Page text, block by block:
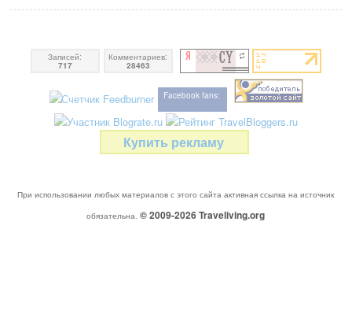
Записей:
717
Комментариев:
28463
Facebook fans:
Купить рекламу
При использовании любых материалов с этого сайта активная ссылка на источник
обязательна. © 2009-2026Traveliving.org